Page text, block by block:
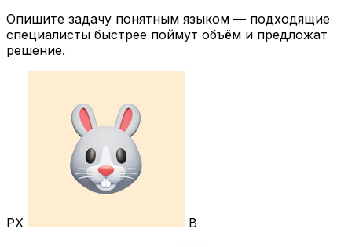
Опишите задачу понятным языком — подходящие
специалисты быстрее поймут объём и предложат
решение.
РХ В